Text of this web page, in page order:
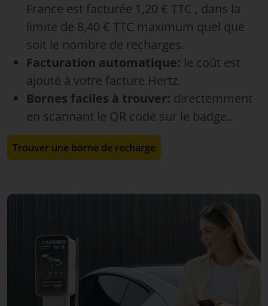
France est facturée 1,20 € TTC , dans la
limite de 8,40 € TTC maximum quel que
soit le nombre de recharges.
Facturation automatique: le coût est
ajouté à votre facture Hertz.
Bornes faciles à trouver: directemment
en scannant le QR code sur le badge..
Trouver une borne de recharge